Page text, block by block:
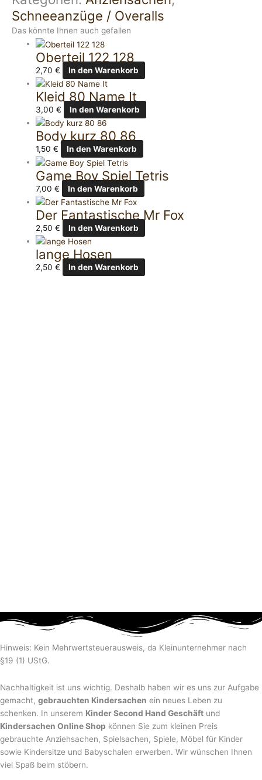
Schneeanzüge / Overalls
Das könnte Ihnen auch gefallen
Oberteil 122 128
2,70€ In den Warenkorb
Kleid 80 Name It
3,00€ In den Warenkorb
Body kurz 80 86
1,50€ In den Warenkorb
Game Boy Spiel Tetris
7,00€ In den Warenkorb
Der Fantastische Mr Fox
2,50€ In den Warenkorb
lange Hosen
2,50€ In den Warenkorb
Hinweis: Kein Mehrwertsteuerausweis, da Kleinunternehmer nach
§19 (1) UStG.
Nachhaltigkeit ist uns wichtig. Deshalb haben wir es uns zur Aufgabe
gemacht, gebrauchten Kindersachen ein neues Leben zu
schenken. In unserem Kinder Second Hand Geschäft und
Kindersachen Online Shop können Sie zum kleinen Preis
gebrauchte Anziehsachen, Spiel­sachen, Spiele, Möbel für Kinder
sowie Kindersitze und Babyschalen erwerben. Wir wünschen Ihnen
viel Spaß beim stöbern.